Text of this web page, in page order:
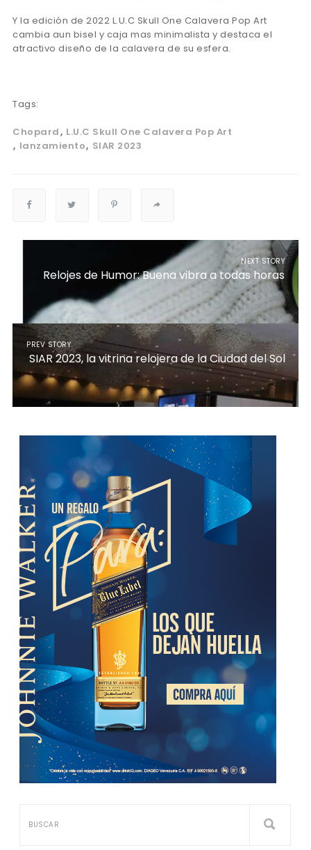
Y la edición de 2022 L.U.C Skull One Calavera Pop Art
cambia aun bisel y caja mas minimalista y destaca el
atractivo diseño de la calavera de su esfera.
Tags:
Chopard
L.U.C Skull One Calavera Pop Art
lanzamiento
SIAR 2023
NEXT STORY
Relojes de Humor: Buena vibra a todas horas
PREV STORY
SIAR 2023, la vitrina relojera de la Ciudad del Sol